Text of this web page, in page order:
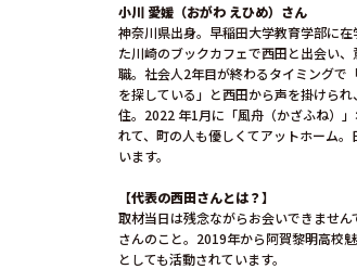
小川 愛媛（おがわ えひめ）さん
神奈川県出⾝。早稲⽥⼤学教育学部に
た川崎のブックカフェで西田と出会い
職。社会人2年目が終わるタイミングで
を探している」と西田から声を掛けら
住。2022 年1⽉に「⾵⾈（かざふね）
れて、町の人も優しくてアットホーム
います。
【代表の西田さんとは？】
取材当日は残念ながらお会いできませ
さんのこと。2019年から阿賀黎明高校
としても活動されています。